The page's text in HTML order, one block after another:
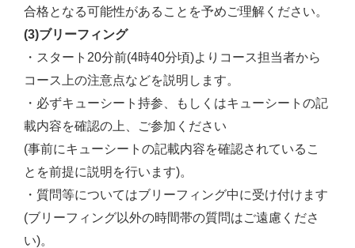
合格となる可能性があることを予めご理解ください。
(3)ブリーフィング
・スタート20分前(4時40分頃)よりコース担当者から
コース上の注意点などを説明します。
・必ずキューシート持参、もしくはキューシートの記
載内容を確認の上、ご参加ください
(事前にキューシートの記載内容を確認されているこ
とを前提に説明を行います)。
・質問等についてはブリーフィング中に受け付けます
(ブリーフィング以外の時間帯の質問はご遠慮くださ
い)。